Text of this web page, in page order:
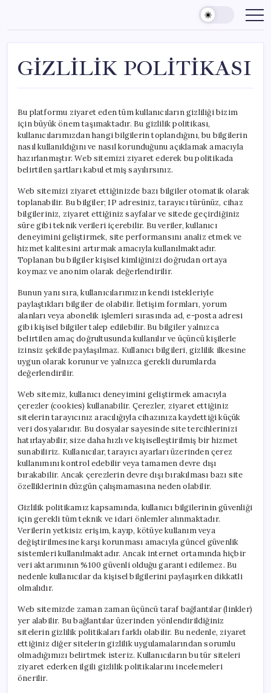
content
GİZLİLİK POLİTİKASI
Bu platformu ziyaret eden tüm kullanıcıların gizliliği bizim
için büyük önem taşımaktadır. Bu gizlilik politikası,
kullanıcılarımızdan hangi bilgilerin toplandığını, bu bilgilerin
nasıl kullanıldığını ve nasıl korunduğunu açıklamak amacıyla
hazırlanmıştır. Web sitemizi ziyaret ederek bu politikada
belirtilen şartları kabul etmiş sayılırsınız.
Web sitemizi ziyaret ettiğinizde bazı bilgiler otomatik olarak
toplanabilir. Bu bilgiler; IP adresiniz, tarayıcı türünüz, cihaz
bilgileriniz, ziyaret ettiğiniz sayfalar ve sitede geçirdiğiniz
süre gibi teknik verileri içerebilir. Bu veriler, kullanıcı
deneyimini geliştirmek, site performansını analiz etmek ve
hizmet kalitesini artırmak amacıyla kullanılmaktadır.
Toplanan bu bilgiler kişisel kimliğinizi doğrudan ortaya
koymaz ve anonim olarak değerlendirilir.
Bunun yanı sıra, kullanıcılarımızın kendi istekleriyle
paylaştıkları bilgiler de olabilir. İletişim formları, yorum
alanları veya abonelik işlemleri sırasında ad, e-posta adresi
gibi kişisel bilgiler talep edilebilir. Bu bilgiler yalnızca
belirtilen amaç doğrultusunda kullanılır ve üçüncü kişilerle
izinsiz şekilde paylaşılmaz. Kullanıcı bilgileri, gizlilik ilkesine
uygun olarak korunur ve yalnızca gerekli durumlarda
değerlendirilir.
Web sitemiz, kullanıcı deneyimini geliştirmek amacıyla
çerezler (cookies) kullanabilir. Çerezler, ziyaret ettiğiniz
sitelerin tarayıcınız aracılığıyla cihazınıza kaydettiği küçük
veri dosyalarıdır. Bu dosyalar sayesinde site tercihlerinizi
hatırlayabilir, size daha hızlı ve kişiselleştirilmiş bir hizmet
sunabiliriz. Kullanıcılar, tarayıcı ayarları üzerinden çerez
kullanımını kontrol edebilir veya tamamen devre dışı
bırakabilir. Ancak çerezlerin devre dışı bırakılması bazı site
özelliklerinin düzgün çalışmamasına neden olabilir.
Gizlilik politikamız kapsamında, kullanıcı bilgilerinin güvenliği
için gerekli tüm teknik ve idari önlemler alınmaktadır.
Verilerin yetkisiz erişim, kayıp, kötüye kullanım veya
değiştirilmesine karşı korunması amacıyla güncel güvenlik
sistemleri kullanılmaktadır. Ancak internet ortamında hiçbir
veri aktarımının %100 güvenli olduğu garanti edilemez. Bu
nedenle kullanıcılar da kişisel bilgilerini paylaşırken dikkatli
olmalıdır.
Web sitemizde zaman zaman üçüncü taraf bağlantılar (linkler)
yer alabilir. Bu bağlantılar üzerinden yönlendirildiğiniz
sitelerin gizlilik politikaları farklı olabilir. Bu nedenle, ziyaret
ettiğiniz diğer sitelerin gizlilik uygulamalarından sorumlu
olmadığımızı belirtmek isteriz. Kullanıcıların bu tür siteleri
ziyaret ederken ilgili gizlilik politikalarını incelemeleri
önerilir.